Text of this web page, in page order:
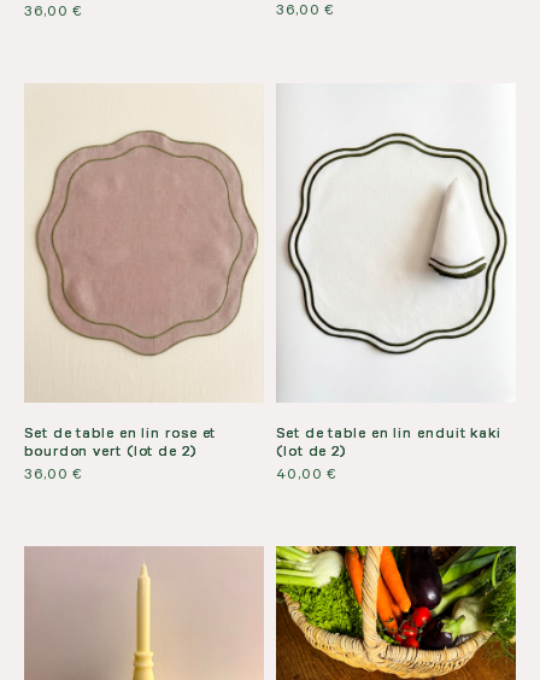
36,00€
36,00€
Set de table en lin rose et
bourdon vert (lot de 2)
36,00€
Set de table en lin enduit kaki
(lot de 2)
40,00€